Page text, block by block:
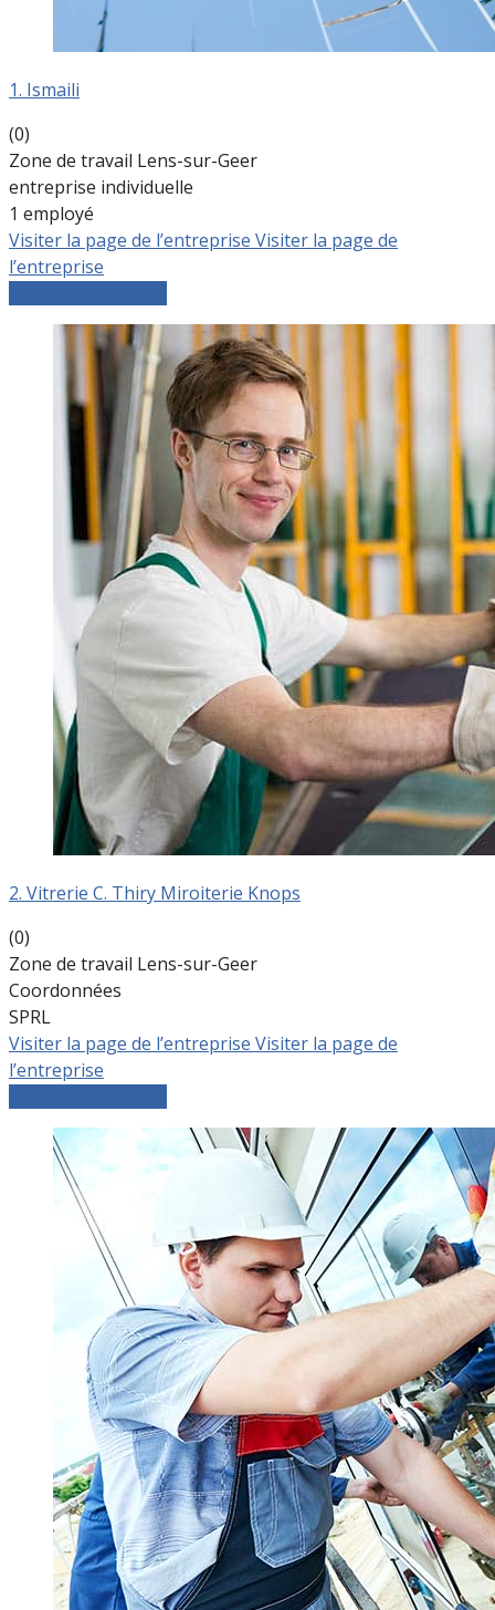
1. Ismaili
(0)
Zone de travail Lens-sur-Geer
entreprise individuelle
1 employé
Visiter la page de l’entreprise Visiter la page de
l’entreprise
2. Vitrerie C. Thiry Miroiterie Knops
(0)
Zone de travail Lens-sur-Geer
Coordonnées
SPRL
Visiter la page de l’entreprise Visiter la page de
l’entreprise